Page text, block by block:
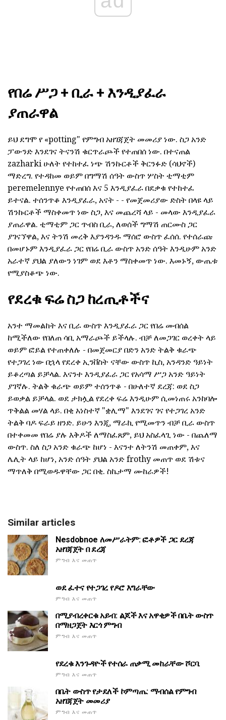
የበሬ ሥጋ + ቢራ + እንዲያፈራ
ያጠራዋል
ይህ ደግሞ የ «potting" የምግብ አዘገጃጀት መመሪያ ነው. ስጋ አንድ
ፓውንድ እንደገና ትናንሽ ቁርጥራጮች የተጠበሰ ነው. በተናጠል
zazharki ሁለት የተከተፈ ነጭ ሽንኩርቶች ቅርንፉድ (ሳህኖች)
ማድረግ. የተዳከመ ወይም በግማሽ ሰዓት ውስጥ ሦስት ቲማቲም
peremelennye የተጠበሰ እና 5 እንዲያፈራ በደቃቁ የተከተፈ
ይተናል. ተሰንጥቆ እንዲያፈራ, አናት - - የመጀመሪያው ድስት በላዩ ላይ
ሽንኩርቶች ማስቀመጥ ነው ስጋ, እና መጨረሻ ላይ - መላው እንዲያፈራ
ያጠራዋል. ቲማቲም ጋር ጥብስ ቢራ, ለወሰች ግማሽ ጠርሙስ ጋር
ያገናኘዋል, እና ትንሽ መረቅ እያንዳንዱ ማሰሮ ውስጥ ፈሰሰ. የተሰራጩ
በመሆኑም እንዲያፈራ ጋር የበሬ ቢራ ውስጥ አንድ ሰዓት እንዲሁም አንድ
አራተኛ ያህል ያለውን ነገም ወደ እቶን ማስቀመጥ ነው. እመኑኝ, ውጤቱ
የሚያስቆጭ ነው.
የደረቁ ፍሬ ስጋ ከረጢቶችና
አንተ ማመልከት እና ቢራ ውስጥ እንዲያፈራ ጋር የበሬ መብሰል
ከሚችለው የበለጠ ሳቢ አማራጮች ይችላሉ. ብቻ ለመጋገር ወረቀት ላይ
ወይም ፎይል የተጠቀለሉ - በመጀመርያ በድን አንድ ትልቅ ቁራጭ
የተጋገረ ነው በኋላ የደረቀ ኢንቨስት ናቸው ውስጥ ኪስ, አንዳንድ ዓይነት
ይቆረጣል ይቻላል. እናንተ እንዲያፈራ ጋር የአሳማ ሥጋ አንድ ዓይነት
ያገኛሉ. ትልቅ ቁራጭ ወይም ተሰንጥቆ - በሁለተኛ ደረጃ: ወደ ስጋ
ይወቃል ይቻላል. ወደ ታክሏል የደረቀ ፍሬ እንዲሁም ሲመነጠሩ አንከባሎ
ጥቅልል መሃል ላይ. በቂ አነስተኛ "ቋሊማ" እንደገና ገና የተጋገረ አንድ
ትልቅ ባዶ ፍራይ ዘንድ. ይሁን እንጂ, ማራኪ የሚመጥን ብቻ ቢራ ውስጥ
በተቀመመ የበሬ ያሉ እቅዶች ለማስፈጸም, ይህ አስፈላጊ ነው - በጨለማ
ውስጥ. ስለ ስጋ አንድ ቁራጭ ከሆነ - እናንተ ለትንሽ መጠቀም, እና
ሌሊት ላይ ከሆነ, አንድ ሰዓት ያህል አንድ frothy መጠጥ ወደ ሽቱና
ማጥለቅ በሚወዱዋቸው ጋር በቂ. ስኬታማ ሙከራዎች!
Similar articles
Nesdobnoe ለመሥራትም: ፎቶዎች ጋር ደረጃ
አዘገጃጀት በ ደረጃ
ምግብ እና መጠጥ
ወደ ፈተና የተጋገረ የዶሮ እግራቸው
ምግብ እና መጠጥ
በሚያብረቀርቁ አይብ: ልጆች እና አዋቂዎች በቤት ውስጥ
በማዘጋጀት እርጎ ምግብ
ምግብ እና መጠጥ
የደረቁ እንጉዳዮች የተሰራ ጠቃሚ መከራቸው ሾርባ.
ምግብ እና መጠጥ
በቤት ውስጥ የታደለች ኮምጣጤ: ማብሰል የምግብ
አዘገጃጀት መመሪያ
ምግብ እና መጠጥ